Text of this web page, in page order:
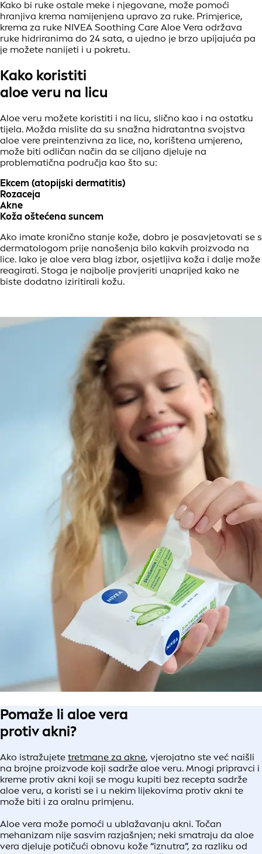
Kako bi ruke ostale meke i njegovane, može pomoći
hranjiva krema namijenjena upravo za ruke. Primjerice,
krema za ruke NIVEA Soothing Care Aloe Vera održava
ruke hidriranima do 24 sata, a ujedno je brzo upijajuća pa
je možete nanijeti i u pokretu.
Kako koristiti
aloe veru na licu
Aloe veru možete koristiti i na licu, slično kao i na ostatku
tijela. Možda mislite da su snažna hidratantna svojstva
aloe vere preintenzivna za lice, no, korištena umjereno,
može biti odličan način da se ciljano djeluje na
problematična područja kao što su:
Ekcem (atopijski dermatitis)
Rozaceja
Akne
Koža oštećena suncem
Ako imate kronično stanje kože, dobro je posavjetovati se s
dermatologom prije nanošenja bilo kakvih proizvoda na
lice. Iako je aloe vera blag izbor, osjetljiva koža i dalje može
reagirati. Stoga je najbolje provjeriti unaprijed kako ne
biste dodatno iziritirali kožu.
Pomaže li aloe vera
protiv akni?
Ako istražujete tretmane za akne, vjerojatno ste već naišli
na brojne proizvode koji sadrže aloe veru. Mnogi pripravci i
kreme protiv akni koji se mogu kupiti bez recepta sadrže
aloe veru, a koristi se i u nekim lijekovima protiv akni te
može biti i za oralnu primjenu.
Aloe vera može pomoći u ublažavanju akni. Točan
mehanizam nije sasvim razjašnjen; neki smatraju da aloe
vera djeluje potičući obnovu kože “iznutra”, za razliku od